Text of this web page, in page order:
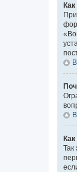
Как
Как
Так